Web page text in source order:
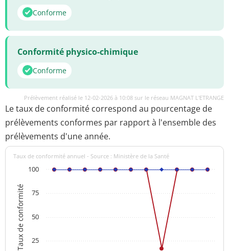
Conforme
Conformité physico-chimique
Conforme
Prélèvement réalisé le 12-02-2026 à 10:08 sur le réseau MAGNAT L'ETRANGE
Le taux de conformité correspond au pourcentage de
prélèvements conformes par rapport à l'ensemble des
prélèvements d'une année.
Taux de conformité
Taux de conformité annuel - Source : Ministère de la Santé
25
50
75
100